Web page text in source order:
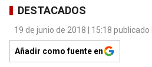
DESTACADOS
19 de junio de 2018 | 15:18 publicado
Añadir como fuente en